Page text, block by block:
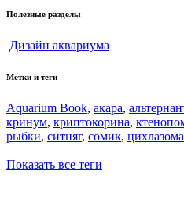
Полезные разделы
Дизайн аквариума
Метки и теги
Aquarium Book, акара,
кринум, криптокорина,
рыбки, ситняг, сомик, цихлазома
Показать все теги